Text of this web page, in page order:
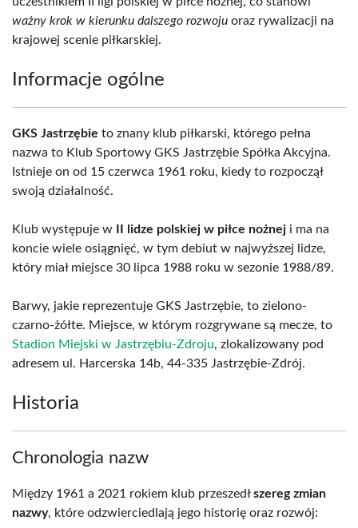
ważny krok w kierunku dalszego rozwoju oraz rywalizacji na
krajowej scenie piłkarskiej.
Informacje ogólne
GKS Jastrzębie to znany klub piłkarski, którego pełna
nazwa to Klub Sportowy GKS Jastrzębie Spółka Akcyjna.
Istnieje on od 15 czerwca 1961 roku, kiedy to rozpoczął
swoją działalność.
Klub występuje w II lidze polskiej w piłce nożnej i ma na
koncie wiele osiągnięć, w tym debiut w najwyższej lidze,
który miał miejsce 30 lipca 1988 roku w sezonie 1988/89.
Barwy, jakie reprezentuje GKS Jastrzębie, to zielono-
czarno-żółte. Miejsce, w którym rozgrywane są mecze, to
Stadion Miejski w Jastrzębiu-Zdroju, zlokalizowany pod
adresem ul. Harcerska 14b, 44-335 Jastrzębie-Zdrój.
Historia
Chronologia nazw
Między 1961 a 2021 rokiem klub przeszedłszereg zmian
nazwy, które odzwierciedlają jego historię oraz rozwój: